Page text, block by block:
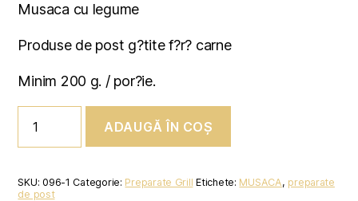
Musaca cu legume
Produse de post g?tite f?r? carne
Minim 200 g. / por?ie.
COTLET
DE
ADAUGĂ ÎN COȘ
SKU:096-1 Categorie: Preparate Grill Etichete: MUSACA, preparate
de post